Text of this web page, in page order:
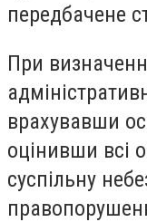
передбачене
При
врахувавши
оцінивши всі
суспільну